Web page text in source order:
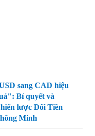
sang CAD hiệu
Bí quyết và
lược Đổi Tiền
Minh